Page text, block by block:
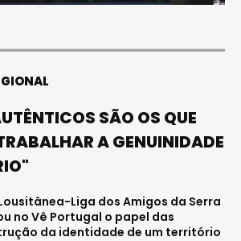
SÃO OS QUE
A GENUINIDADE
Liga dos Amigos da Serra
no Vê Portugal o papel das
da identidade de um território